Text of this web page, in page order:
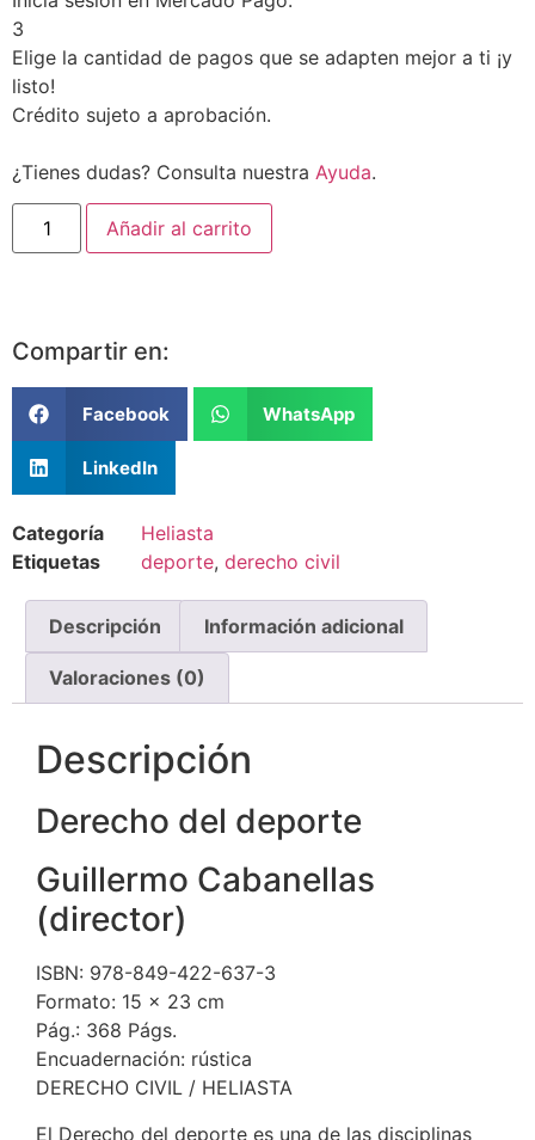
3
Elige la cantidad de pagos que se adapten mejor a ti ¡y
listo!
Crédito sujeto a aprobación.
¿Tienes dudas? Consulta nuestra Ayuda.
Añadir al carrito
Compartir en:
Facebook WhatsApp
LinkedIn
Categoría
Heliasta
Etiquetas
deporte, derecho civil
Descripción Información adicional
Valoraciones (0)
Descripción
Derecho del deporte
Guillermo Cabanellas
(director)
ISBN: 978-849-422-637-3
Formato: 15 x 23 cm
Pág.: 368 Págs.
Encuadernación: rústica
DERECHO CIVIL / HELIASTA
El Derecho del deporte es una de las disciplinas